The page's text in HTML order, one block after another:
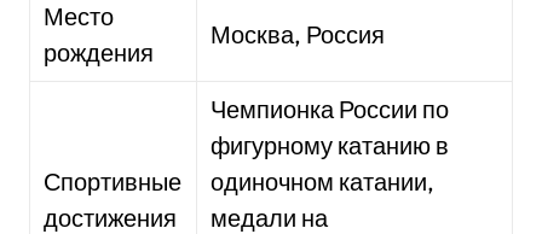
Место
рождения
Москва, Россия
Спортивные
достижения
Чемпионка России по
фигурному катанию в
одиночном катании,
медали на